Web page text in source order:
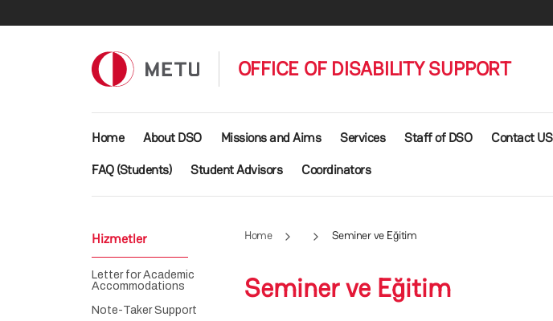
OFFICE OF DISABILITY SUPPORT
Main navigation
Home About DSO Missions and Aims Services Staff of DSO Contact US
FAQ (Students)
Student Advisors Coordinators
Home Seminer ve Eğitim
Seminer ve Eğitim
Hizmetler
Letter for Academic
Accommodations
Note-Taker Support